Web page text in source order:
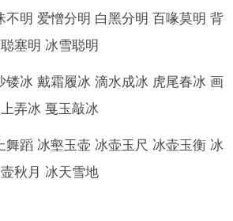
不明 爱憎分明 白黑分明 百喙莫明 背
塞明 冰雪聪明
镂冰 戴霜履冰 滴水成冰 虎尾春冰 画
弄冰 戛玉敲冰
舞蹈 冰壑玉壶 冰壶玉尺 冰壶玉衡 冰
秋月 冰天雪地